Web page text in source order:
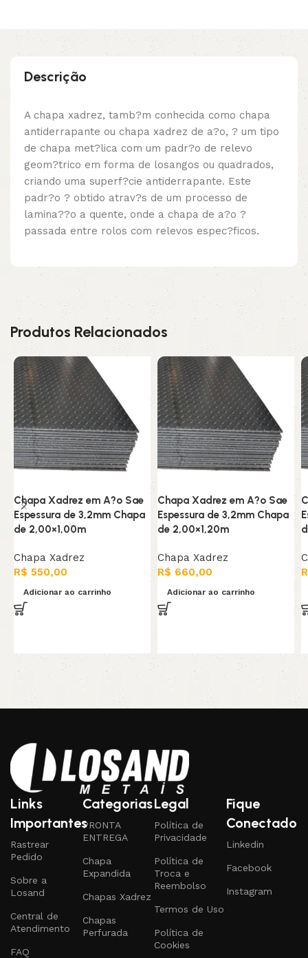
Descrição
A chapa xadrez, tamb?m conhecida como chapa
antiderrapante ou chapa xadrez de a?o, ? um tipo
de chapa met?lica com um padr?o de relevo
geom?trico em forma de losangos ou quadrados,
criando uma superf?cie antiderrapante. Este
padr?o ? obtido atrav?s de um processo de
lamina??o a quente, onde a chapa de a?o ?
passada entre rolos com relevos espec?ficos.
Produtos Relacionados
Chapa Xadrez em A?o Sae
Espessura de 3,2mm Chapa
de 2,00×1,00m
Chapa Xadrez
R$ 550,00
Adicionar ao carrinho
Chapa Xadrez em A?o Sae
Espessura de 3,2mm Chapa
de 2,00×1,20m
Chapa Xadrez
R$ 660,00
Adicionar ao carrinho
Links
Importantes
Rastrear
Pedido
Sobre a
Losand
Central de
Atendimento
FAQ
Categorias
PRONTA
ENTREGA
Chapa
Expandida
Chapas Xadrez
Chapas
Perfurada
Legal
Política de
Privacidade
Política de
Troca e
Reembolso
Termos de Uso
Política de
Cookies
Fique
Conectado
Linkedin
Facebook
Instagram